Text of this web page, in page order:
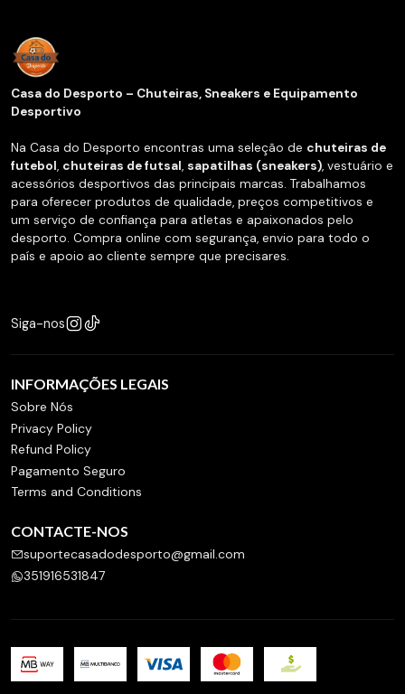
Casa do Desporto – Chuteiras, Sneakers e Equipamento
Desportivo
Na Casa do Desporto encontras uma seleção de chuteiras de
futebol, chuteiras de futsal, sapatilhas (sneakers), vestuário e
acessórios desportivos das principais marcas. Trabalhamos
para oferecer produtos de qualidade, preços competitivos e
um serviço de confiança para atletas e apaixonados pelo
desporto. Compra online com segurança, envio para todo o
país e apoio ao cliente sempre que precisares.
Siga-nos
INFORMAÇÕES LEGAIS
Sobre Nós
Privacy Policy
Refund Policy
Pagamento Seguro
Terms and Conditions
CONTACTE-NOS
suportecasadodesporto@gmail.com
351916531847